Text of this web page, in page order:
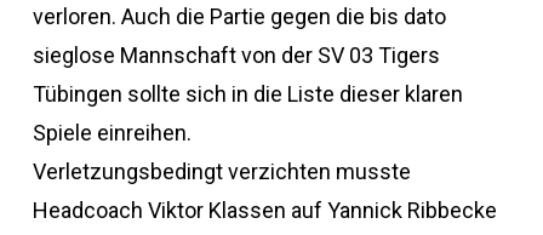
verloren. Auch die Partie gegen die bis dato
sieglose Mannschaft von der SV 03 Tigers
Tübingen sollte sich in die Liste dieser klaren
Spiele einreihen.
Verletzungsbedingt verzichten musste
Headcoach Viktor Klassen auf Yannick Ribbecke